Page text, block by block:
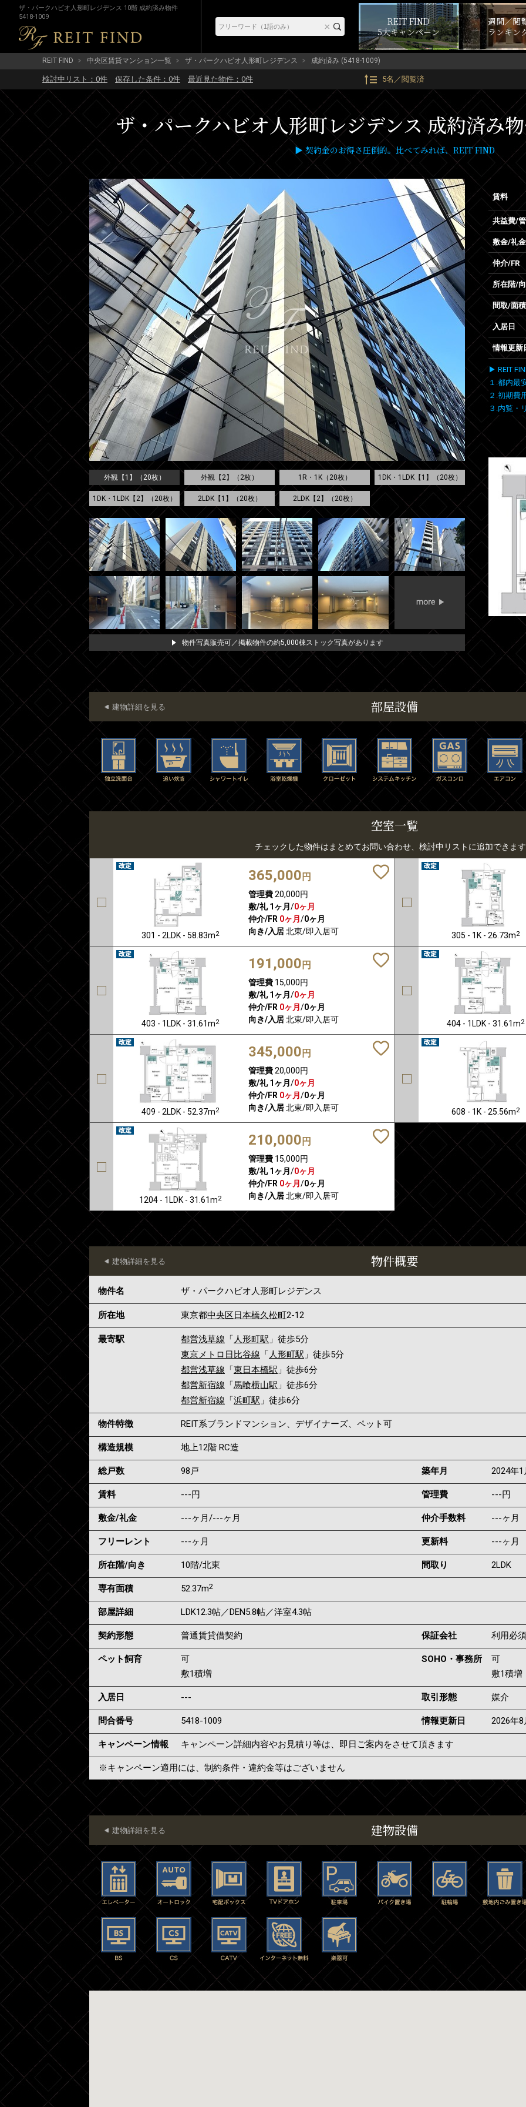
ザ・パークハビオ人形町レジデンス 10階 成約済み物件
5418-1009
REIT FIND
5大キャンペーン
週間／閲
ランキン
REIT FIND 中央区賃貸マンション一覧 ザ・パークハビオ人形町レジデンス 成約済み (5418-1009)
検討中リスト： 0件 保存した条件： 0件 最近見た物件： 0件 5名／閲覧済
ザ・パークハビオ人形町レジデンス 成約済み
▶ 契約金のお得さ圧倒的。比べてみれば、REIT FIND
外観【1】（20枚） 外観【2】（2枚） 1R・1K（20枚） 1DK・1LDK【1】（20枚）
1DK・1LDK【2】（20枚） 2LDK【1】（20枚） 2LDK【2】（20枚）
物件写真販売可／掲載物件の約5,000棟ストック写真があります
賃料
共益費/
敷金/礼金
仲介/FR
所在階/
間取/面積
入居日
情報更新
▶ REIT
１.都内最
２.初期費
３.内覧・
部屋設備
建物詳細を見る
空室一覧
チェックした物件はまとめてお問い合わせ、検討中リストに追加できま
301 - 2LDK - 58.83m2
365,000 円
管理費20,000円
敷/礼 1ヶ月 /0ヶ月
仲介/FR 0ヶ月 /0ヶ月
向き/入居北東/即入居可 305 - 1K - 26.73m2
403 - 1LDK - 31.61m2
191,000 円
管理費15,000円
敷/礼 1ヶ月 /0ヶ月
仲介/FR 0ヶ月 /0ヶ月
向き/入居北東/即入居可 404 - 1LDK - 31.61m2
409 - 2LDK - 52.37m2
345,000 円
管理費20,000円
敷/礼 1ヶ月 /0ヶ月
仲介/FR 0ヶ月 /0ヶ月
向き/入居北東/即入居可 608 - 1K - 25.56m2
1204 - 1LDK - 31.61m2
210,000 円
管理費15,000円
敷/礼 1ヶ月 /0ヶ月
仲介/FR 0ヶ月 /0ヶ月
向き/入居北東/即入居可
物件概要
建物詳細を見る
物件名 ザ・パークハビオ人形町レジデンス
所在地 東京都中央区日本橋久松町2-12
最寄駅 都営浅草線 「人形町駅 」徒歩5分
東京メトロ日比谷線 「人形町駅 」徒歩5分
都営浅草線 「東日本橋駅 」徒歩6分
都営新宿線 「馬喰横山駅 」徒歩6分
都営新宿線 「浜町駅 」徒歩6分
物件特徴 REIT系ブランドマンション、デザイナーズ、ペット可
構造規模 地上12階 RC造
総戸数 98戸 築年月 2024年1
賃料 ---円 管理費 ---円
敷金/礼金 ---ヶ月/---ヶ月 仲介手数料 ---ヶ月
フリーレント ---ヶ月 更新料 ---ヶ月
所在階/向き 10階/北東 間取り 2LDK
専有面積 52.37m2
部屋詳細 LDK12.3帖／DEN5.8帖／洋室4.3帖
契約形態 普通賃貸借契約 保証会社 利用必須
ペット飼育
可
敷1積増
SOHO・事務所
可
敷1積増
入居日 --- 取引形態 媒介
問合番号 5418-1009 情報更新日 2026年
キャンペーン情報 キャンペーン詳細内容やお見積り等は、即日ご案内をさせて頂きます
※キャンペーン適用には、制約条件・違約金等はございません
建物設備
建物詳細を見る